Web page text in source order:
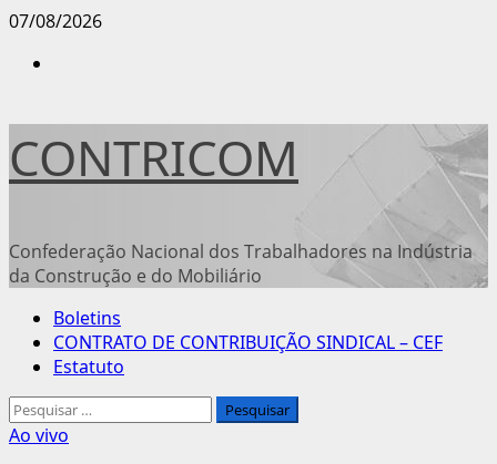
Avançar
07/08/2026
CONTRICOM
Confederação Nacional dos Trabalhadores na Indústria
da Construção e do Mobiliário
Menu
principal
Boletins
CONTRATO DE CONTRIBUIÇÃO SINDICAL – CEF
Estatuto
Pesquisar
por:
Ao vivo